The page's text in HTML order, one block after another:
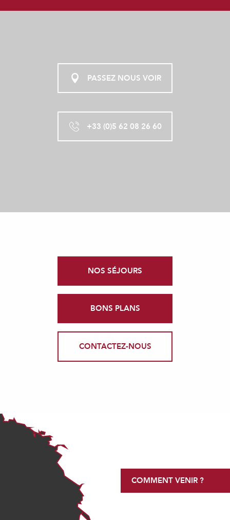
PASSEZ NOUS VOIR
+33 (0)5 62 08 26 60
NOS SÉJOURS
BONS PLANS
CONTACTEZ-NOUS
COMMENT VENIR ?